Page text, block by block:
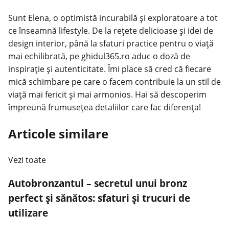
Sunt Elena, o optimistă incurabilă și exploratoare a tot
ce înseamnă lifestyle. De la rețete delicioase și idei de
design interior, până la sfaturi practice pentru o viață
mai echilibrată, pe ghidul365.ro aduc o doză de
inspirație și autenticitate. Îmi place să cred că fiecare
mică schimbare pe care o facem contribuie la un stil de
viață mai fericit și mai armonios. Hai să descoperim
împreună frumusețea detaliilor care fac diferența!
Articole similare
Vezi toate
Autobronzantul – secretul unui bronz
perfect și sănătos: sfaturi și trucuri de
utilizare